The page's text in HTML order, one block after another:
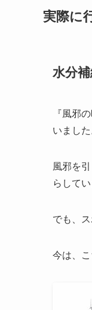
実際に
水分
『風邪
いました
風邪を
らしてい
でも、
今は、こ